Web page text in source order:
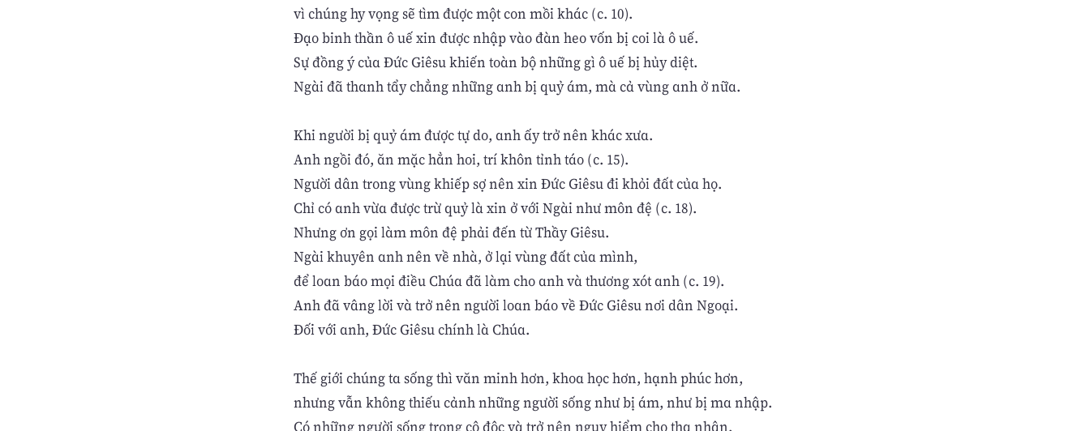
vì chúng hy vọng sẽ tìm được một con mồi khác (c. 10).
Đạo binh thần ô uế xin được nhập vào đàn heo vốn bị coi là ô uế.
Sự đồng ý của Đức Giêsu khiến toàn bộ những gì ô uế bị hủy diệt.
Ngài đã thanh tẩy chẳng những anh bị quỷ ám, mà cả vùng anh ở nữa.
Khi người bị quỷ ám được tự do, anh ấy trở nên khác xưa.
Anh ngồi đó, ăn mặc hẳn hoi, trí khôn tỉnh táo (c. 15).
Người dân trong vùng khiếp sợ nên xin Đức Giêsu đi khỏi đất của họ.
Chỉ có anh vừa được trừ quỷ là xin ở với Ngài như môn đệ (c. 18).
Nhưng ơn gọi làm môn đệ phải đến từ Thầy Giêsu.
Ngài khuyên anh nên về nhà, ở lại vùng đất của mình,
để loan báo mọi điều Chúa đã làm cho anh và thương xót anh (c. 19).
Anh đã vâng lời và trở nên người loan báo về Đức Giêsu nơi dân Ngoại.
Đối với anh, Đức Giêsu chính là Chúa.
Thế giới chúng ta sống thì văn minh hơn, khoa học hơn, hạnh phúc hơn,
nhưng vẫn không thiếu cảnh những người sống như bị ám, như bị ma nhập.
Có những người sống trong cô độc và trở nên nguy hiểm cho tha nhân.